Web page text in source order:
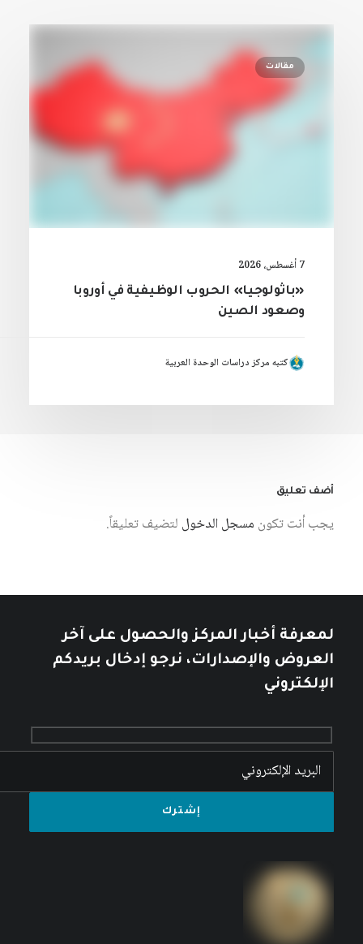
مقالات
7 أغسطس، 2026
«باثولوجيا» الحروب الوظيفية في أوروبا
وصعود الصين
كتبه مركز دراسات الوحدة العربية
أضف تعليق
يجب أنت تكون مسجل الدخول لتضيف تعليقاً.
لمعرفة أخبار المركز والحصول على آخر
العروض والإصدارات، نرجو إدخال بريدكم
الإلكتروني